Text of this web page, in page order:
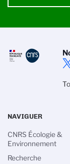
NAVIGUER
CNRS Écologie &
Environnement
Recherche